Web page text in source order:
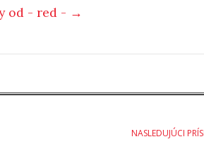
od - red - →
NASLEDUJÚCI